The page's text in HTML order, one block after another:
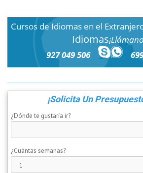
Cursos de Idiomas en el
Idiomas
927 049 506
¡Solicita Un
¿Dónde te gustaría ir?
¿Cuántas semanas?